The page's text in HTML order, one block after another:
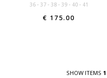
36 37 38 39 40 41
€ 175.00
SHOW ITEMS 1